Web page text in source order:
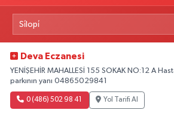
Deva Eczanesi
YENİŞEHİR MAHALLESİ 155 SOKAK NO:12 A
parkının yanı 04865029841
0 (486) 502 98 41 Yol Tarifi Al